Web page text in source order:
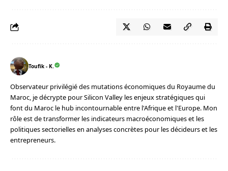
Toufik - K.
Observateur privilégié des mutations économiques du Royaume du
Maroc, je décrypte pour Silicon Valley les enjeux stratégiques qui
font du Maroc le hub incontournable entre l'Afrique et l'Europe. Mon
rôle est de transformer les indicateurs macroéconomiques et les
politiques sectorielles en analyses concrètes pour les décideurs et les
entrepreneurs.